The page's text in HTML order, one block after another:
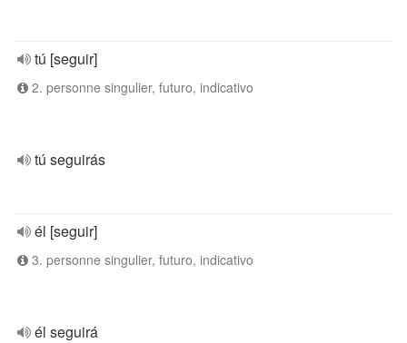
tú [seguir]
2. personne singulier, futuro, indicativo
tú seguirás
él [seguir]
3. personne singulier, futuro, indicativo
él seguirá